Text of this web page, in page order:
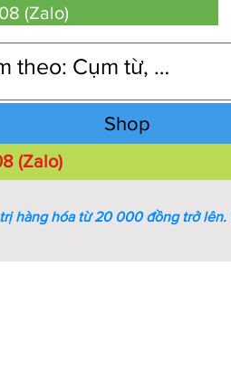
(Zalo)
Shop
(Zalo)
hàng hóa từ 20 000 đồng trở lên.